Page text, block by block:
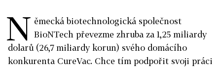
N ěmecká biotechnologická společnost
BioNTech převezme zhruba za 1,25 miliardy
dolarů (26,7 mi­liardy korun) svého domácího
konkurenta CureVac. Chce tím podpořit svoji práci